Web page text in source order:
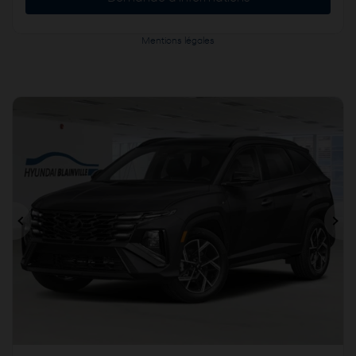
Mentions légales
Précédent